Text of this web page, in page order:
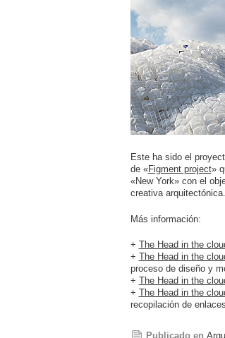
Este ha sido el
de «Figment project»
«New York» con el
creativa arquitectónica.
Más información:
+ The Head in the
+ The Head in the
proceso de diseño y
+ The Head in the
+ The Head in the
recopilación de
Publicado en